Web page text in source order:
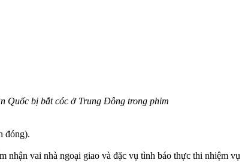
Quốc bị bắt cóc ở Trung Đông trong phim
đóng).
vai nhà ngoại giao và đặc vụ tình báo thực thi nhiệm vụ